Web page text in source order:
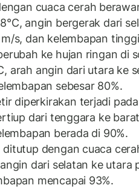
cuaca cerah
angin bergerak dari
s, dan kelembapan
ke hujan ringan di
arah angin dari utara ke
sebesar 80%.
diperkirakan terjadi
dari tenggara ke
berada di 90%.
ditutup dengan cuaca
dari selatan ke utara
mencapai 93%.